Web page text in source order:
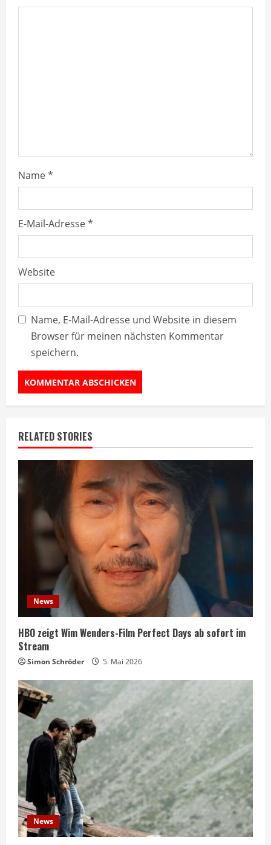
Name*
E-Mail-Adresse*
Website
Name, E-Mail-Adresse und Website in diesem
Browser für meinen nächsten Kommentar
speichern.
RELATED STORIES
News
HBO zeigt Wim Wenders-Film Perfect Days ab sofort im
Stream
Simon Schröder 5. Mai 2026
News